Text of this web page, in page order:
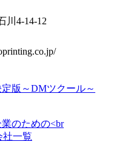
川4-14-12
版～DMツクール～
のための<br
社一覧